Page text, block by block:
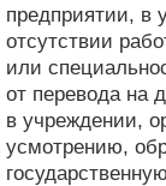
предприятии, в
отсутствии
или
от перевода на
в учреждении,
усмотрению,